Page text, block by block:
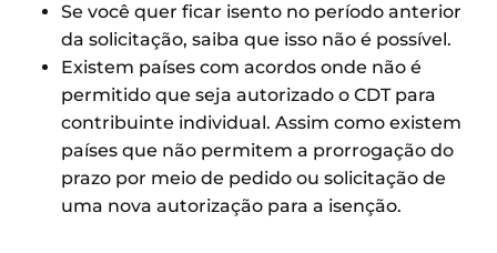
Se você quer ficar isento no período anterior
da solicitação, saiba que isso não é possível.
Existem países com acordos onde não é
permitido que seja autorizado o CDT para
contribuinte individual. Assim como existem
países que não permitem a prorrogação do
prazo por meio de pedido ou solicitação de
uma nova autorização para a isenção.